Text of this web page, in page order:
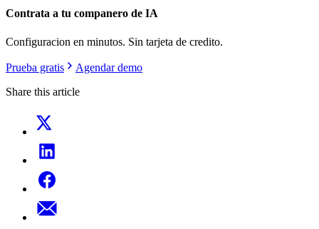
Contrata a tu companero de IA
Configuracion en minutos. Sin tarjeta de credito.
Prueba gratis
Agendar demo
Share this article